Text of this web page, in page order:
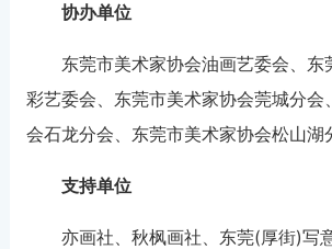
协办单位
东莞市美术家协会油画艺委会、东
彩艺委会、东莞市美术家协会莞城分会
会石龙分会、东莞市美术家协会松山湖
支持单位
亦画社、秋枫画社、东莞(厚街)写